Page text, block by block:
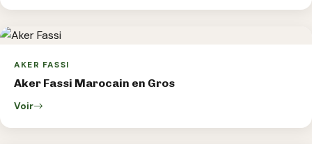
AKER FASSI
Aker Fassi Marocain en Gros
Voir